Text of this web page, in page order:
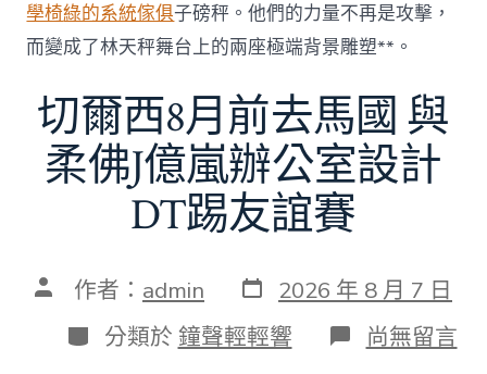
學椅綠的系統傢俱子磅秤。他們的力量不再是攻擊，
而變成了林天秤舞台上的兩座極端背景雕塑**。
切爾西8月前去馬國 與
柔佛J億嵐辦公室設計
DT踢友誼賽
文 作者： admin 發
表
日
期
2026 年 8 月 7 日
分
類
分類於 鐘聲輕輕響 在
〈切
尚無留言